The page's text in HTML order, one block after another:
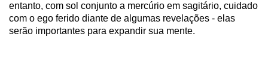
entanto, com sol conjunto a mercúrio em sagitário, cuidado
com o ego ferido diante de algumas revelações - elas
serão importantes para expandir sua mente.